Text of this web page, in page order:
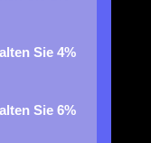
Sie 4%
Sie 6%